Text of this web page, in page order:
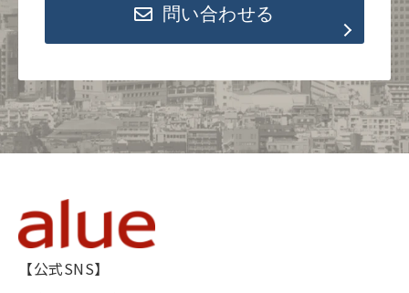
問い合わせる
【公式SNS】